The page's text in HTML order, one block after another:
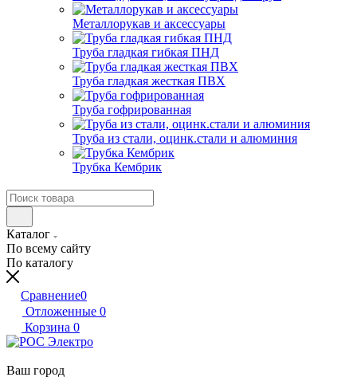
Металлорукав и аксессуары
Труба гладкая гибкая ПНД
Труба гладкая жесткая ПВХ
Труба гофрированная
Труба из стали, оцинк.стали и алюминия
Трубка Кембрик
Каталог
По всему сайту
По каталогу
Сравнение0
Отложенные 0
Корзина 0
Ваш город